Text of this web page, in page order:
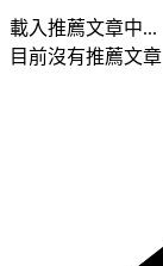
載入推薦文章中...
目前沒有推薦文章